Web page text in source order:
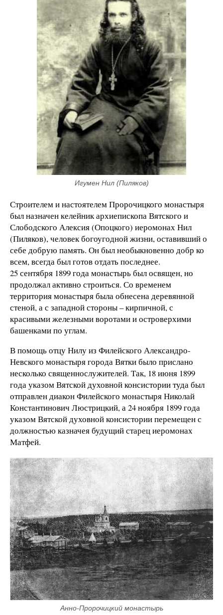
Игумен Нил (Пиляков)
Строителем и настоятелем Пророчицкого монастыря
был назначен келейник архиепископа Вятского и
Слободского Алексия (Опоцкого) иеромонах Нил
(Пиляков), человек богоугодной жизни, оставивший о
себе добрую память. Он был необыкновенно добр ко
всем, всегда был готов отдать последнее.
25 сентября 1899 года монастырь был освящен, но
продолжал активно строиться. Со временем
территория монастыря была обнесена деревянной
стеной, а с западной стороны – кирпичной, с
красивыми железными воротами и островерхими
башенками по углам.
В помощь отцу Нилу из Филейского Александро-
Невского монастыря города Вятки было прислано
несколько священнослужителей. Так, 18 июня 1899
года указом Вятской духовной консистории туда был
отправлен диакон Филейского монастыря Николай
Константинович Люстрицкий, а 24 ноября 1899 года
указом Вятской духовной консистории перемещен с
должностью казначея будущий старец иеромонах
Матфей.
Анно-Пророчицкий монастырь